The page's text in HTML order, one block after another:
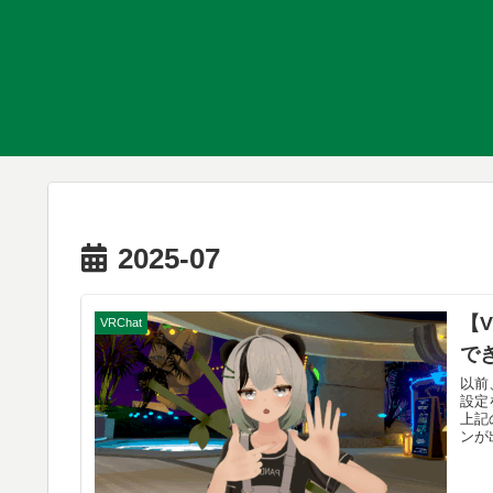
2025-07
VRChat
で
以
設定
上
ンが